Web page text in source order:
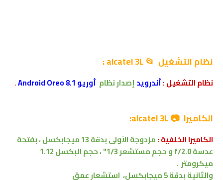
نظام التشغيل 📂alcatel 3L
:
نظام التشغيل:أندرويدإصدارنظام أوريو 8.1 Android Oreo .
الكاميرا 📷 alcatel 3L:
الكاميرا الخلفية :مزدوجة الأولى بدقة 13 ميجابكسل
، بفتحة
عدسة f/2.0
وحجم مستشعر 1/3"
، حجم البكسل 1.12
ميكرومتر .
والثانية بدقة 5 ميجابكسل،
استشعار عمق